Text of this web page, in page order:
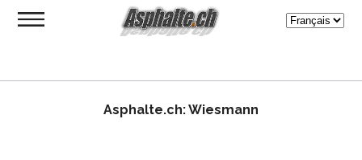
Asphalte.ch: Wiesmann